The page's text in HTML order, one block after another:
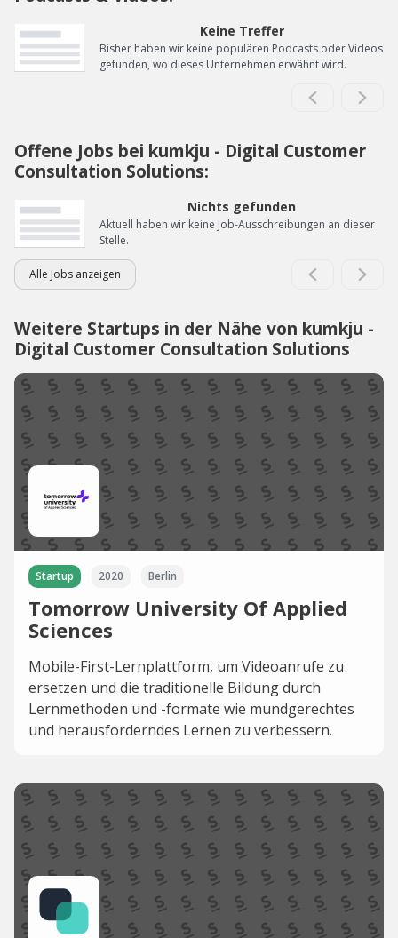
Keine Treffer
Bisher haben wir keine populären Podcasts oder Videos
gefunden, wo dieses Unternehmen erwähnt wird.
Offene Jobs bei kumkju - Digital Customer
Consultation Solutions:
Nichts gefunden
Aktuell haben wir keine Job-Ausschreibungen an dieser
Stelle.
Alle Jobs anzeigen
Weitere Startups in der Nähe von kumkju -
Digital Customer Consultation Solutions
Startup 2020 Berlin
Tomorrow University Of Applied
Sciences
Mobile-First-Lernplattform, um Videoanrufe zu
ersetzen und die traditionelle Bildung durch
Lernmethoden und -formate wie mundgerechtes
und herausforderndes Lernen zu verbessern.